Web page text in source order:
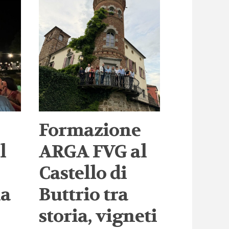
Formazione
ARGA FVG al
Castello di
Buttrio tra
storia, vigneti